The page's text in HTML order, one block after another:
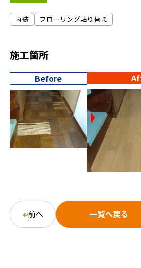
内装 フローリング貼り替え
施工箇所
Before
前へ 一覧へ戻る